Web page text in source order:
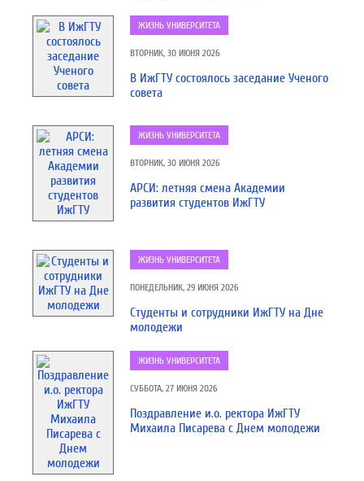
ЖИЗНЬ УНИВЕРСИТЕТА
ВТОРНИК, 30 ИЮНЯ 2026
В ИжГТУ состоялось заседание Ученого
совета
ЖИЗНЬ УНИВЕРСИТЕТА
ВТОРНИК, 30 ИЮНЯ 2026
АРСИ: летняя смена Академии
развития студентов ИжГТУ
ЖИЗНЬ УНИВЕРСИТЕТА
ПОНЕДЕЛЬНИК, 29 ИЮНЯ 2026
Студенты и сотрудники ИжГТУ на Дне
молодежи
ЖИЗНЬ УНИВЕРСИТЕТА
СУББОТА, 27 ИЮНЯ 2026
Поздравление и.о. ректора ИжГТУ
Михаила Писарева с Днем молодежи